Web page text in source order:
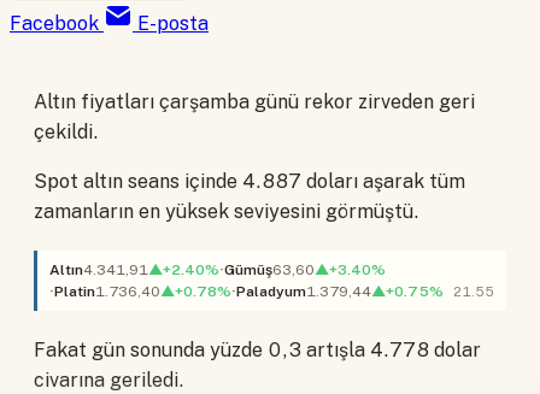
Facebook
E-posta
Altın fiyatları çarşamba günü rekor zirveden geri
çekildi.
Spot altın seans içinde 4.887 doları aşarak tüm
zamanların en yüksek seviyesini görmüştü.
Altın4.341,91▲+2.40% Gümüş63,60▲+3.40%
Platin1.736,40▲+0.78% Paladyum1.379,44▲+0.75% 21.55
Fakat gün sonunda yüzde 0,3 artışla 4.778 dolar
civarına geriledi.